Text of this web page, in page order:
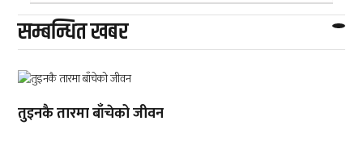
सम्बन्धित खबर
तुइनकै तारमा बाँचेको जीवन